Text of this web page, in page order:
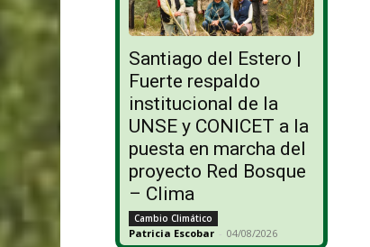
Santiago del Estero |
Fuerte respaldo
institucional de la
UNSE y CONICET a la
puesta en marcha del
proyecto Red Bosque
– Clima
Cambio Climático
Patricia Escobar - 04/08/2026